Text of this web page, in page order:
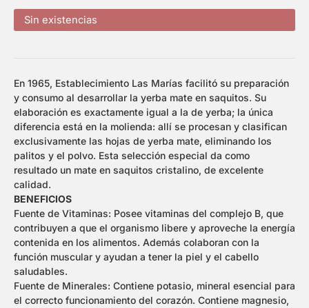
Sin existencias
En 1965, Establecimiento Las Marías facilitó su preparación
y consumo al desarrollar la yerba mate en saquitos. Su
elaboración es exactamente igual a la de yerba; la única
diferencia está en la molienda: allí se procesan y clasifican
exclusivamente las hojas de yerba mate, eliminando los
palitos y el polvo. Esta selección especial da como
resultado un mate en saquitos cristalino, de excelente
calidad.
BENEFICIOS
Fuente de Vitaminas: Posee vitaminas del complejo B, que
contribuyen a que el organismo libere y aproveche la energía
contenida en los alimentos. Además colaboran con la
función muscular y ayudan a tener la piel y el cabello
saludables.
Fuente de Minerales: Contiene potasio, mineral esencial para
el correcto funcionamiento del corazón. Contiene magnesio,